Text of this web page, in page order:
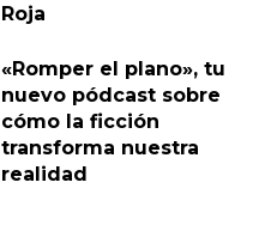
Roja
«Romper el plano», tu
nuevo pódcast sobre
cómo la ficción
transforma nuestra
realidad